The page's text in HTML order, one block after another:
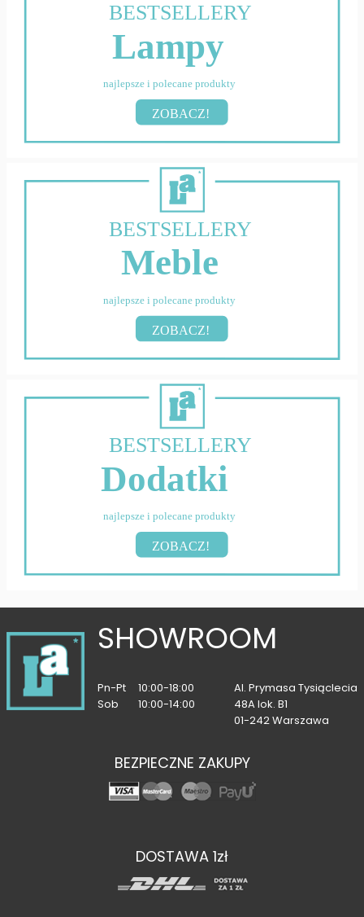
BESTSELLERY
Lampy
najlepsze i polecane produkty
ZOBACZ!
BESTSELLERY
Meble
najlepsze i polecane produkty
ZOBACZ!
BESTSELLERY
Dodatki
najlepsze i polecane produkty
ZOBACZ!
SHOWROOM
Pn-Pt
10:00-18:00
Sob
10:00-14:00
Al. Prymasa Tysiąclecia
48A lok. B1
01-242 Warszawa
BEZPIECZNE ZAKUPY
DOSTAWA 1zł